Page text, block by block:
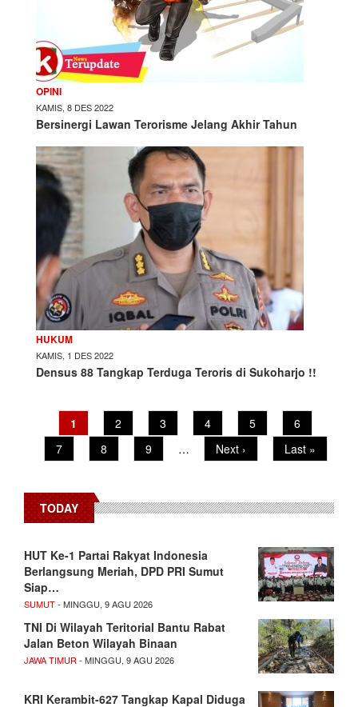
OPINI
KAMIS, 8 DES 2022
Bersinergi Lawan Terorisme Jelang Akhir Tahun
HUKUM
KAMIS, 1 DES 2022
Densus 88 Tangkap Terduga Teroris di Sukoharjo !!
PaginationCurrent
page
1 Page
2 Page
3 Page
4 Page
5 Page
6
Page
7 Page
8 Page
9 …
Next
page
Next ›
Last
page
Last »
TODAY
HUT Ke-1 Partai Rakyat Indonesia
Berlangsung Meriah, DPD PRI Sumut
Siap…
SUMUT- MINGGU, 9 AGU 2026
TNI Di Wilayah Teritorial Bantu Rabat
Jalan Beton Wilayah Binaan
JAWA TIMUR - MINGGU, 9 AGU 2026
KRI Kerambit-627 Tangkap Kapal Diduga